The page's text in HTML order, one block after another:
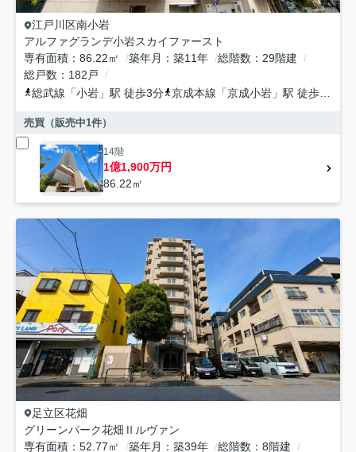
江戸川区南小岩
アルファグランデ小岩スカイファースト
専有面積
86.22㎡ 築年月 築11年 総階数
29階建
総戸数
182戸
総武線 「小岩 」駅 徒歩3分 京成本線 「京成小岩 」駅 徒歩20分
売買（販売中1件）
14階
1億1,900万円
86.22㎡
足立区花畑
グリーンパーク花畑Ⅱルヴァン
専有面積
52.77㎡ 築年月 築39年 総階数
8階建